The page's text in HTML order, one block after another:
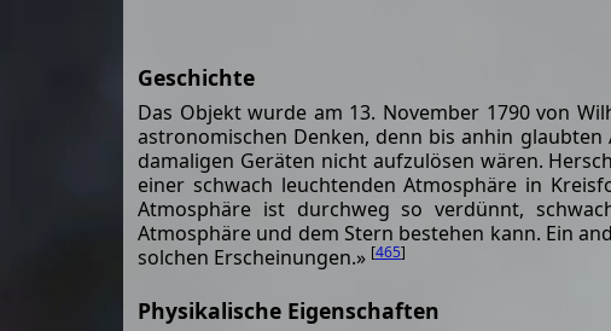
Geschichte
Das Objekt wurde am 13. November 1790 von
astronomischen Denken, denn bis anhin
damaligen Geräten nicht aufzulösen wären.
einer schwach leuchtenden Atmosphäre in
Atmosphäre ist durchweg so verdünnt,
Atmosphäre und dem Stern bestehen kann. Ein
solchen Erscheinungen.» [465]
Physikalische Eigenschaften